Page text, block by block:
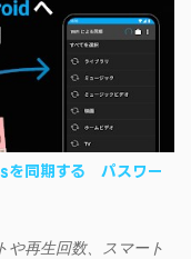
を同期する パスワー
再生回数、スマート